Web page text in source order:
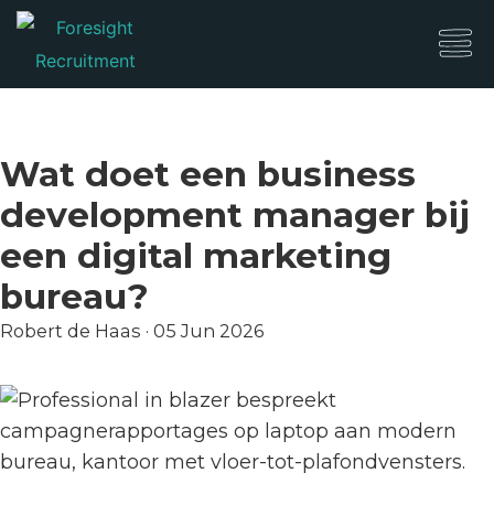
Wat doet een business
development manager bij
een digital marketing
bureau?
Robert de Haas · 05 Jun 2026